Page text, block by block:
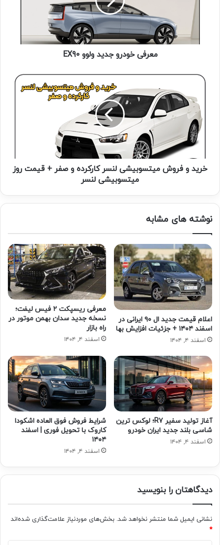
معرفی خودرو جدید ولوو EX90
خرید و فروش میتسوبیشی لنسر کارکرده و صفر + قیمت روز
میتسوبیشی لنسر
نوشته های مشابه
اعلام قیمت جدید ال ۹۰ ایرانی در
اسفند ۱۴۰۴ + جزئیات افزایش بها
اسفند ۴, ۱۴۰۴
معرفی ریسپکت ۲ فیس لیفت؛
نسخه جدید سدان بهمن موتور در
راه بازار
اسفند ۴, ۱۴۰۴
آغاز تولید سفیر R7؛ لوکس ترین
شاسی بلند جدید ایران خودرو
اسفند ۴, ۱۴۰۴
شرایط فروش فوق العاده اشکودا
کاروک با تحویل فوری | اسفند
۱۴۰۴
اسفند ۴, ۱۴۰۴
دیدگاهتان را بنویسید
نشانی ایمیل شما منتشر نخواهد شد. بخش‌های موردنیاز علامت‌گذاری شده‌اند
*